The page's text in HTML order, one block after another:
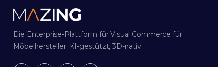
Die Enterprise-Plattform für Visual Commerce für
Möbelhersteller. KI-gestützt, 3D-nativ.